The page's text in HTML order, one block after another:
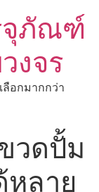
จุภัณฑ์
งจร
อกมากกว่า
วดปั้ม
หลาย